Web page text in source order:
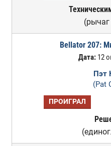
Bellator 207:
Дата: 12
Пэт
(Pat
ПРОИГРАЛ